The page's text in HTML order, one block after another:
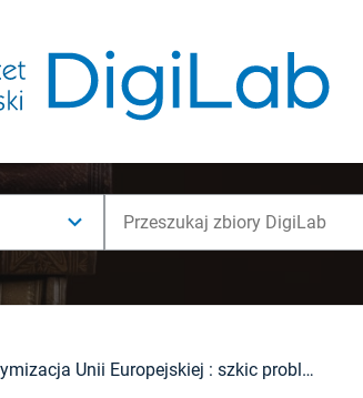
Legitymizacja Unii Europejskiej : szkic problemu